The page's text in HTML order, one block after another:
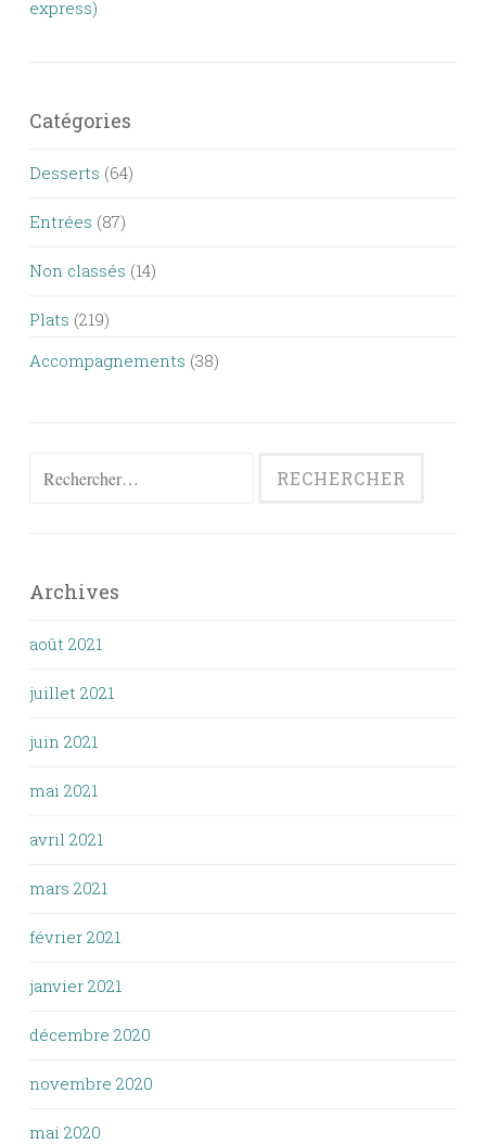
express)
Catégories
Desserts (64)
Entrées (87)
Non classés (14)
Plats (219)
Accompagnements (38)
Rechercher :
Archives
août 2021
juillet 2021
juin 2021
mai 2021
avril 2021
mars 2021
février 2021
janvier 2021
décembre 2020
novembre 2020
mai 2020